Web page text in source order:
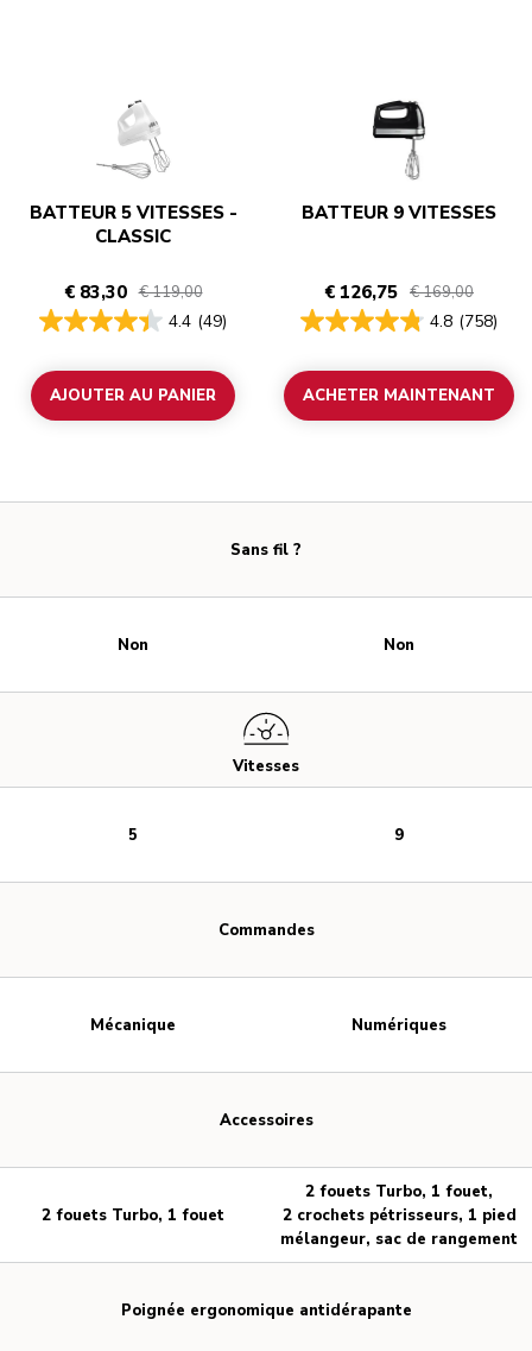
BATTEUR 5 VITESSES -
CLASSIC
€ 83,30 € 119,00
4.4 (49)
AJOUTER AU PANIER
BATTEUR 9 VITESSES
€ 126,75 € 169,00
4.8 (758)
ACHETER MAINTENANT
Sans fil ?
Vitesses
Commandes
Accessoires
Poignée ergonomique antidérapante
Non
5
Mécanique
2 fouets Turbo, 1 fouet
Non
9
Numériques
2 fouets Turbo, 1 fouet,
2 crochets pétrisseurs, 1 pied
mélangeur, sac de rangement